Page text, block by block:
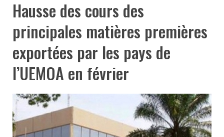
Hausse des cours des
principales matières premières
exportées par les pays de
l’UEMOA en février